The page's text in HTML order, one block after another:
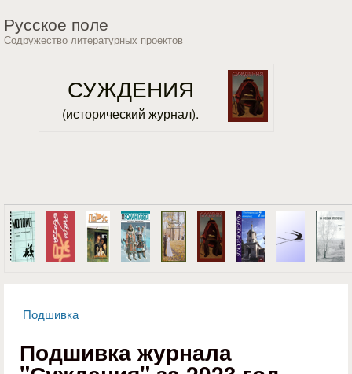
Русское поле
Содружество литературных проектов
СУЖДЕНИЯ
(исторический журнал).
Подшивка
Подшивка журнала